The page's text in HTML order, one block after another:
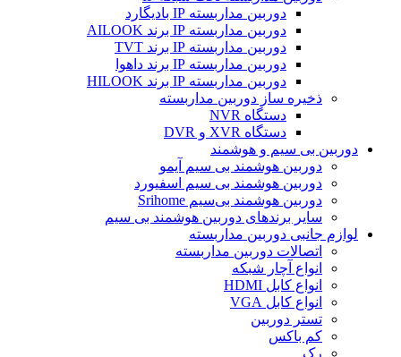
دوربین مداربسته IP بادیگارد
دوربین مداربسته IP برند AILOOK
دوربین مداربسته IP برند TVT
دوربین مداربسته IP برند داهوا
دوربین مداربسته IP برند HILOOK
ذخیره ساز دوربین مداربسته
دستگاه NVR
دستگاه XVR و DVR
دوربین بی سیم و هوشمند
دوربین هوشمند بی سیم آیمو
دوربین هوشمند بی سیم اسفیورد
دوربین هوشمند بی‌سیم Srihome
سایر برندهای دوربین هوشمند بی سیم
لوازم جانبی دوربین مداربسته
اتصالات دوربین مداربسته
انواع آچار شبکه
انواع کابل HDMI
انواع کابل VGA
تستر دوربین
کم باکس
رک